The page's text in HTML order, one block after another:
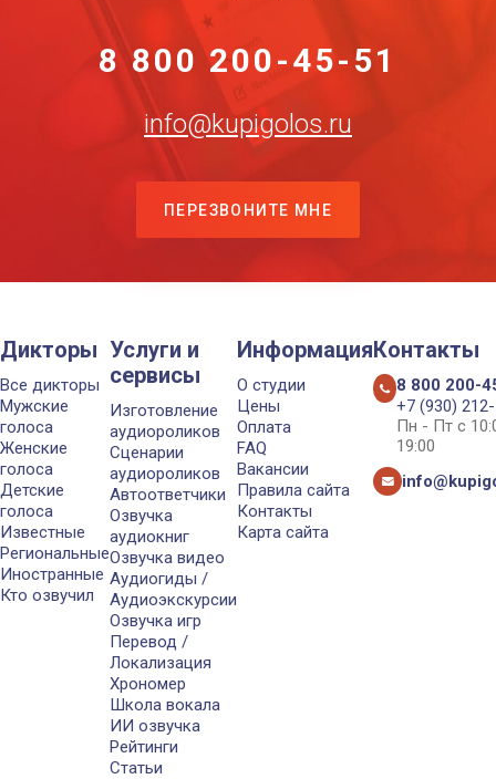
8 800 200-45-51
info@kupigolos.ru
ПЕРЕЗВОНИТЕ МНЕ
Дикторы
Все дикторы
Мужские
голоса
Женские
голоса
Детские
голоса
Известные
Региональные
Иностранные
Кто озвучил
Услуги и
сервисы
Изготовление
аудиороликов
Сценарии
аудиороликов
Автоответчики
Озвучка
аудиокниг
Озвучка видео
Аудиогиды /
Аудиоэкскурсии
Озвучка игр
Перевод /
Локализация
Хрономер
Школа вокала
ИИ озвучка
Рейтинги
Статьи
Информация
О студии
Цены
Оплата
FAQ
Вакансии
Правила сайта
Контакты
Карта сайта
Контакты
8 800 200-
+7 (930)
Пн - Пт с
19:00